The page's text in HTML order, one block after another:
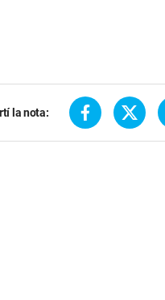
la nota: